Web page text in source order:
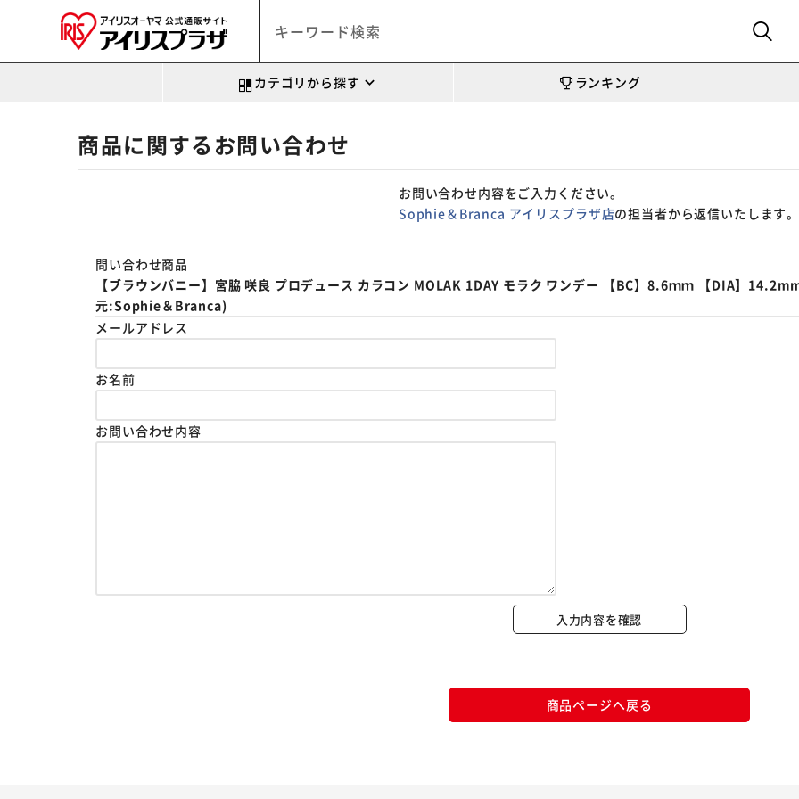
カテゴリから探す ランキング
商品に関するお問い合わせ
お問い合わせ内容をご入力ください。
Sophie＆Branca アイリスプラザ店の担当者から返信いたします
問い合わせ商品
【ブラウンバニー】宮脇 咲良 プロデュース カラコン MOLAK 1DAY モラク ワンデー 【BC】8.6ｍｍ 【DIA】
元:Sophie＆Branca)
メールアドレス
お名前
お問い合わせ内容
入力内容を確認
商品ページへ戻る
カートに入れる